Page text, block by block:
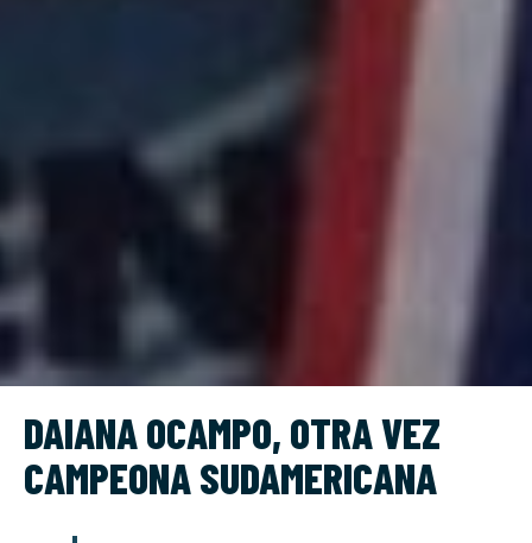
DAIANA OCAMPO, OTRA VEZ
CAMPEONA SUDAMERICANA